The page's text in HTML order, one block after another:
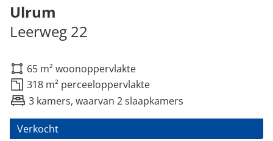
Ulrum
Leerweg 22
65 m² woonoppervlakte
318 m² perceeloppervlakte
3 kamers, waarvan 2 slaapkamers
Verkocht